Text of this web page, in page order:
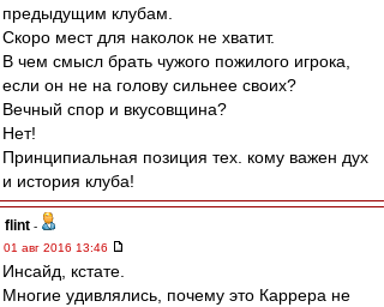
предыдущим клубам.
Скоро мест для наколок не хватит.
В чем смысл брать чужого пожилого игрока,
если он не на голову сильнее своих?
Вечный спор и вкусовщина?
Нет!
Принципиальная позиция тех. кому важен дух
и история клуба!
flint -
01 авг 2016 13:46
Инсайд, кстате.
Многие удивлялись, почему это Каррера не